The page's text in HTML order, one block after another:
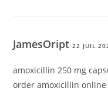
JamesOript22 JUIL
amoxicillin 250 mg
order amoxicillin